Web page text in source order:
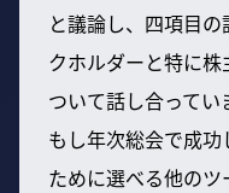
と議論し、四項目
クホルダーと特に
ついて話し合ってい
もし年次総会で成
ために選べる他の